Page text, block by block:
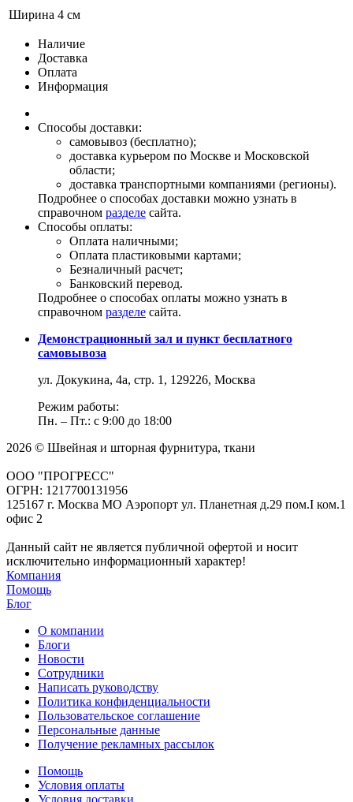
Ширина 4 см
Наличие
Доставка
Оплата
Информация
Способы доставки:
самовывоз (бесплатно);
доставка курьером по Москве и Московской
области;
доставка транспортными компаниями (регионы).
Подробнее о способах доставки можно узнать в
справочном разделе сайта.
Способы оплаты:
Оплата наличными;
Оплата пластиковыми картами;
Безналичный расчет;
Банковский перевод.
Подробнее о способах оплаты можно узнать в
справочном разделе сайта.
Демонстрационный зал и пункт бесплатного
самовывоза
ул. Докукина, 4а, стр. 1, 129226, Москва
Режим работы:
Пн. – Пт.: с 9:00 до 18:00
2026 © Швейная и шторная фурнитура, ткани
ООО "ПРОГРЕСС"
ОГРН: 1217700131956
125167 г. Москва МО Аэропорт ул. Планетная д.29 пом.I ком.1
офис 2
Данный сайт не является публичной офертой и носит
исключительно информационный характер!
Компания
Помощь
Блог
О компании
Блоги
Новости
Сотрудники
Написать руководству
Политика конфиденциальности
Пользовательское соглашение
Персональные данные
Получение рекламных рассылок
Помощь
Условия оплаты